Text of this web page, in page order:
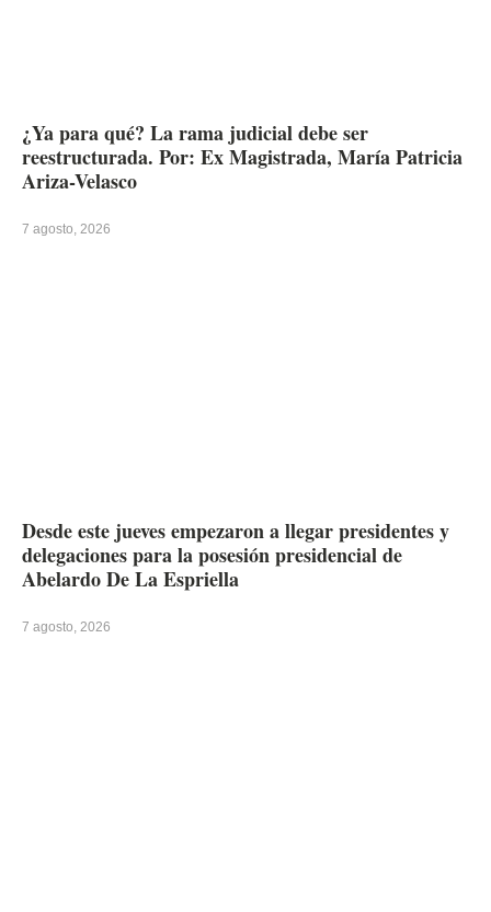
¿Ya para qué? La rama judicial debe ser
reestructurada. Por: Ex Magistrada, María Patricia
Ariza-Velasco
7 agosto, 2026
Desde este jueves empezaron a llegar presidentes y
delegaciones para la posesión presidencial de
Abelardo De La Espriella
7 agosto, 2026